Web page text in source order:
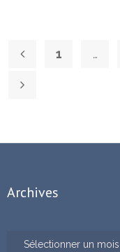
1 …
Archives